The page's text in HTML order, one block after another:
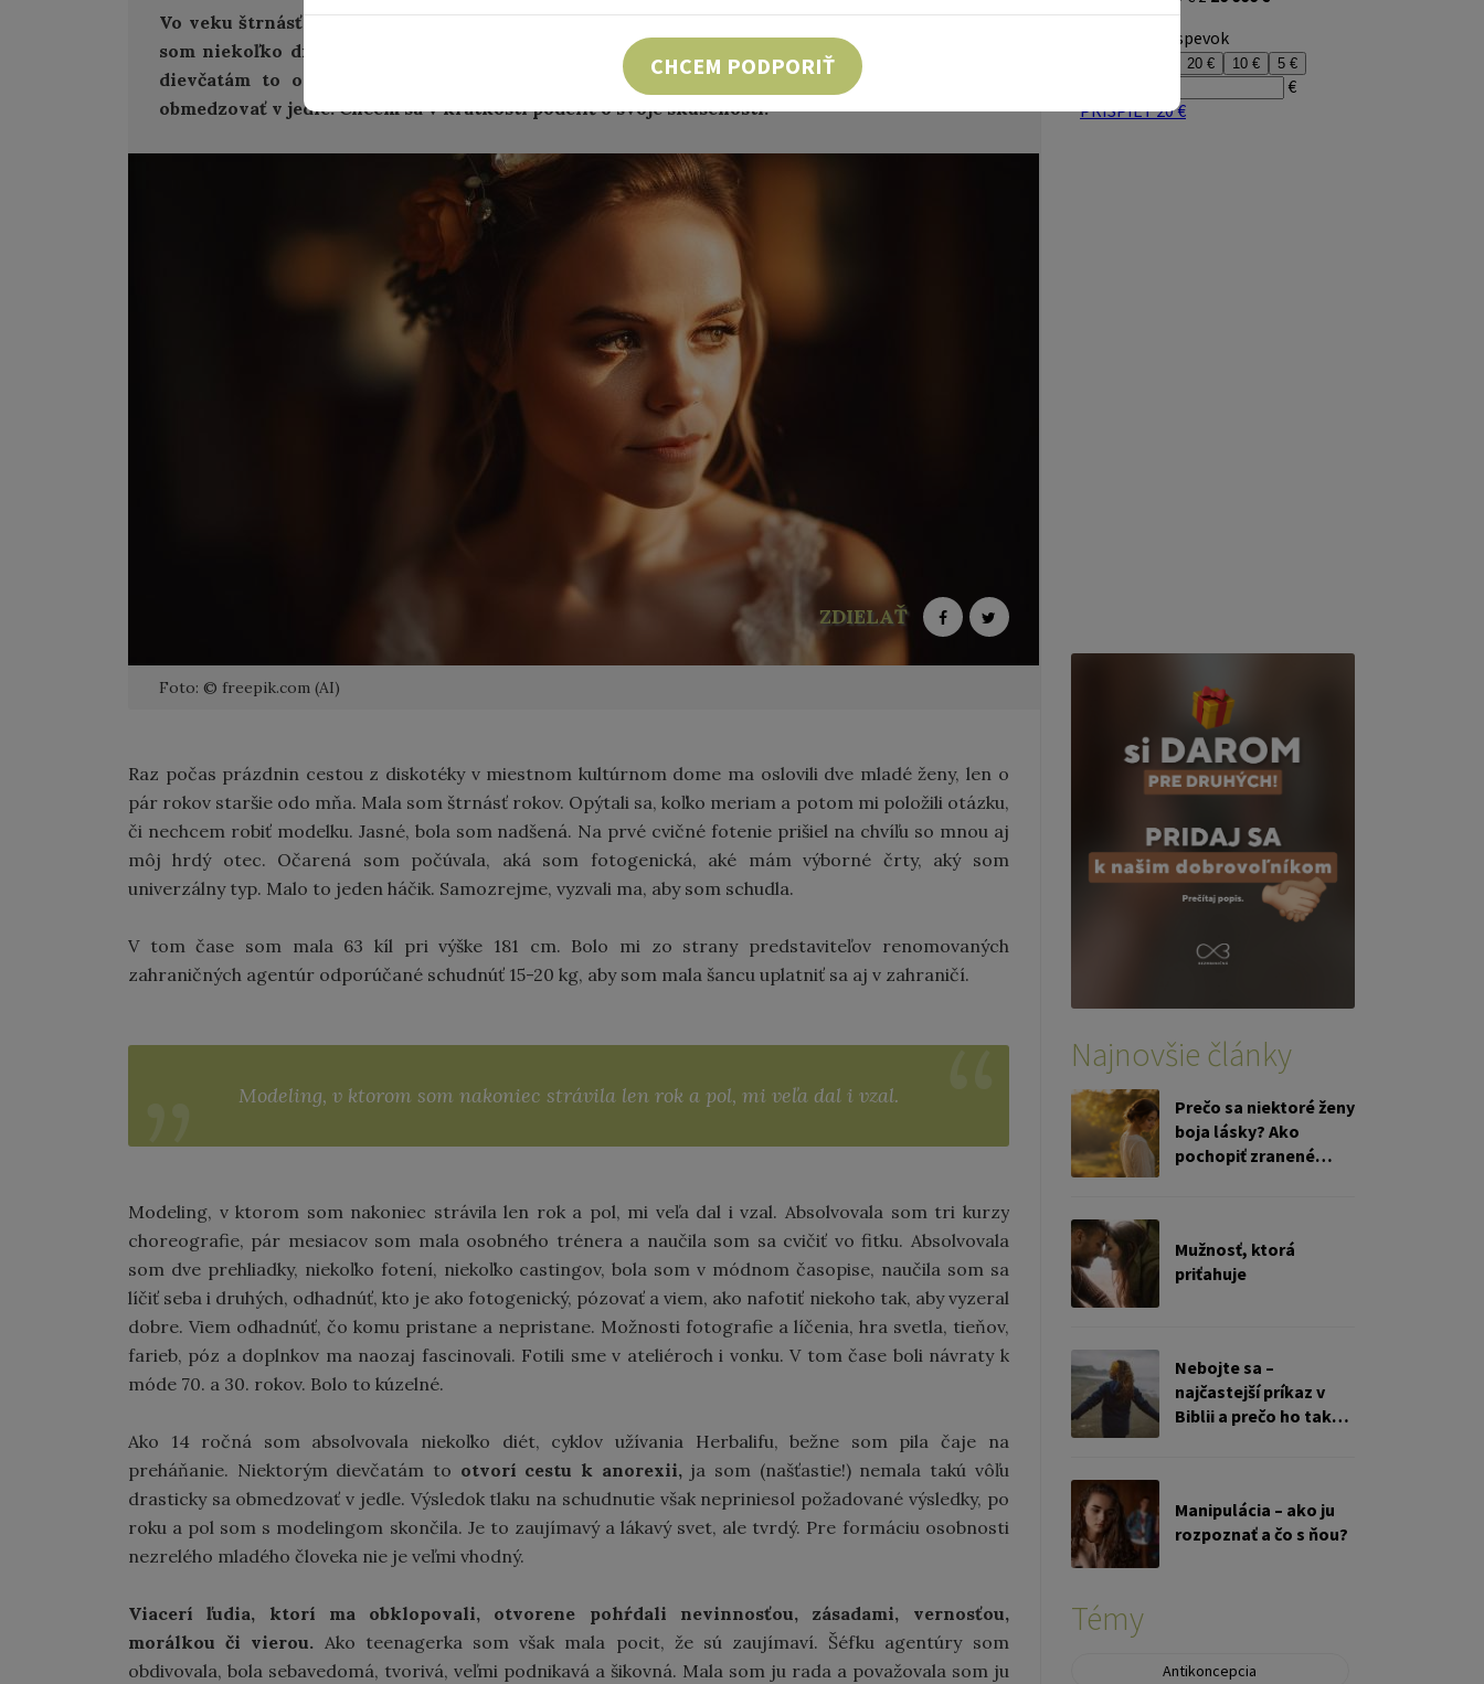
Vo veku štrnásť rokov som na krátky čas vstúpila do lákavého sveta modelingu. Absolvovala
som niekoľko diét, cyklov užívania Herbalifu, bežne som pila čaje na preháňanie. Niektorým
dievčatám to otvorí cestu k anorexii, ja som (našťastie!) nemala takú vôľu drasticky sa
obmedzovať v jedle. Chcem sa v krátkosti podeliť o svoje skúsenosti.
ZDIELAŤ
Foto: © freepik.com (AI)
Raz počas prázdnin cestou z diskotéky v miestnom kultúrnom dome ma oslovili dve mladé ženy, len o
pár rokov staršie odo mňa. Mala som štrnásť rokov. Opýtali sa, koľko meriam a potom mi položili otázku,
či nechcem robiť modelku. Jasné, bola som nadšená. Na prvé cvičné fotenie prišiel na chvíľu so mnou aj
môj hrdý otec. Očarená som počúvala, aká som fotogenická, aké mám výborné črty, aký som
univerzálny typ. Malo to jeden háčik. Samozrejme, vyzvali ma, aby som schudla.
V tom čase som mala 63 kíl pri výške 181 cm. Bolo mi zo strany predstaviteľov renomovaných
zahraničných agentúr odporúčané schudnúť 15-20 kg, aby som mala šancu uplatniť sa aj v zahraničí.
Modeling, v ktorom som nakoniec strávila len rok a pol, mi veľa dal i vzal.
Modeling, v ktorom som nakoniec strávila len rok a pol, mi veľa dal i vzal. Absolvovala som tri kurzy
choreografie, pár mesiacov som mala osobného trénera a naučila som sa cvičiť vo fitku. Absolvovala
som dve prehliadky, niekoľko fotení, niekoľko castingov, bola som v módnom časopise, naučila som sa
líčiť seba i druhých, odhadnúť, kto je ako fotogenický, pózovať a viem, ako nafotiť niekoho tak, aby vyzeral
dobre. Viem odhadnúť, čo komu pristane a nepristane. Možnosti fotografie a líčenia, hra svetla, tieňov,
farieb, póz a doplnkov ma naozaj fascinovali. Fotili sme v ateliéroch i vonku. V tom čase boli návraty k
móde 70. a 30. rokov. Bolo to kúzelné.
Ako 14 ročná som absolvovala niekoľko diét, cyklov užívania Herbalifu, bežne som pila čaje na
preháňanie. Niektorým dievčatám to otvorí cestu k anorexii,ja som (našťastie!) nemala takú vôľu
drasticky sa obmedzovať v jedle. Výsledok tlaku na schudnutie však nepriniesol požadované výsledky, po
roku a pol som s modelingom skončila. Je to zaujímavý a lákavý svet, ale tvrdý. Pre formáciu osobnosti
nezrelého mladého človeka nie je veľmi vhodný.
Viacerí ľudia, ktorí ma obklopovali, otvorene pohŕdali nevinnosťou, zásadami, vernosťou,
morálkou či vierou. Ako teenagerka som však mala pocit, že sú zaujímaví. Šéfku agentúry som
obdivovala, bola sebavedomá, tvorivá, veľmi podnikavá a šikovná. Mala som ju rada a považovala som ju
Najnovšie články
Prečo sa niektoré ženy
boja lásky? Ako
pochopiť zranené
Mužnosť, ktorá
priťahuje
Nebojte sa –
najčastejší príkaz v
Biblii a prečo ho tak
Manipulácia – ako ju
rozpoznať a čo s ňou?
Témy
Antikoncepcia
CHCEM PODPORIŤ